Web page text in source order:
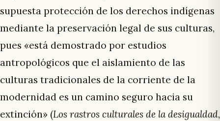
supuesta protección de los derechos indígenas
mediante la preservación legal de sus culturas,
pues «está demostrado por estudios
antropológicos que el aislamiento de las
culturas tradicionales de la corriente de la
modernidad es un camino seguro hacia su
extinción» (Los rastros culturales de la desigualdad,